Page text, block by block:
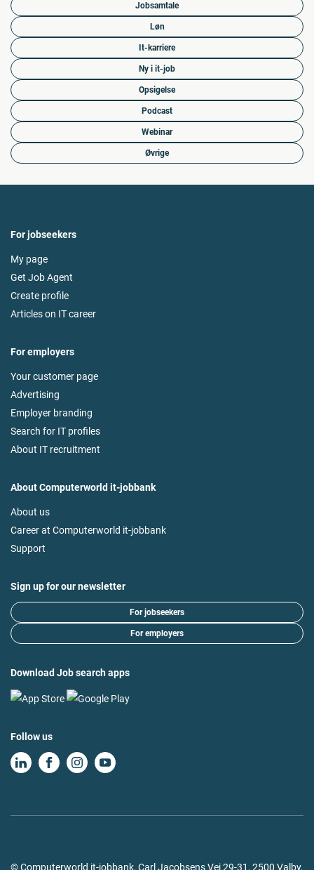
Jobsamtale
Løn
It-karriere
Ny i it-job
Opsigelse
Podcast
Webinar
Øvrige
For jobseekers
My page
Get Job Agent
Create profile
Articles on IT career
For employers
Your customer page
Advertising
Employer branding
Search for IT profiles
About IT recruitment
About Computerworld it-jobbank
About us
Career at Computerworld it-jobbank
Support
Sign up for our newsletter
For jobseekers
For employers
Download Job search apps
Follow us
© Computerworld it-jobbank, Carl Jacobsens Vej 29-31, 2500 Valby,